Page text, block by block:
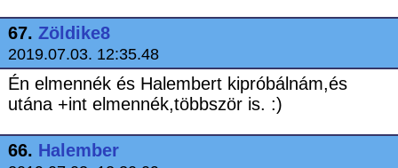
67. Zöldike8
2019.07.03. 12:35.48
Én elmennék és Halembert kipróbálnám,és
utána +int elmennék,többször is. :)
66. Halember